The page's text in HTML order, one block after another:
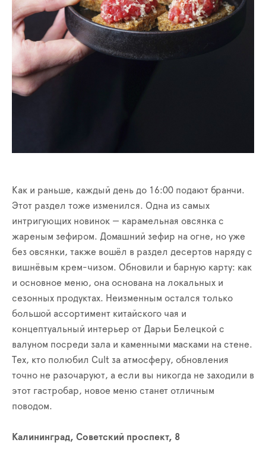
Как и раньше, каждый день до 16:00 подают бранчи.
Этот раздел тоже изменился. Одна из самых
интригующих новинок — карамельная овсянка с
жареным зефиром. Домашний зефир на огне, но уже
без овсянки, также вошёл в раздел десертов наряду с
вишнёвым крем-чизом. Обновили и барную карту: как
и основное меню, она основана на локальных и
сезонных продуктах. Неизменным остался только
большой ассортимент китайского чая и
концептуальный интерьер от Дарьи Белецкой с
валуном посреди зала и каменными масками на стене.
Тех, кто полюбил Сult за атмосферу, обновления
точно не разочаруют, а если вы никогда не заходили в
этот гастробар, новое меню станет отличным
поводом.
Калининград, Советский проспект, 8